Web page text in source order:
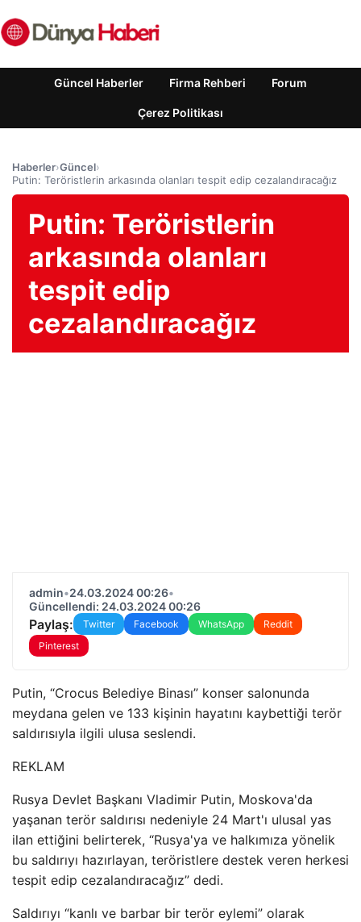
Güncel Haberler Firma Rehberi Forum
Çerez Politikası
Haberler›Güncel›
Putin: Teröristlerin arkasında olanları tespit edip cezalandıracağız
Putin: Teröristlerin
arkasında olanları
tespit edip
cezalandıracağız
admin•24.03.2024 00:26•
Güncellendi: 24.03.2024 00:26
Paylaş: Twitter Facebook WhatsApp
Reddit
Pinterest
Putin, “Crocus Belediye Binası” konser salonunda
meydana gelen ve 133 kişinin hayatını kaybettiği terör
saldırısıyla ilgili ulusa seslendi.
REKLAM
Rusya Devlet Başkanı Vladimir Putin, Moskova'da
yaşanan terör saldırısı nedeniyle 24 Mart'ı ulusal yas
ilan ettiğini belirterek, “Rusya'ya ve halkımıza yönelik
bu saldırıyı hazırlayan, teröristlere destek veren herkesi
tespit edip cezalandıracağız” dedi.
Saldırıyı “kanlı ve barbar bir terör eylemi” olarak